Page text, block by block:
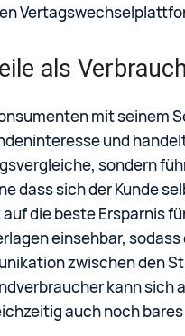
als
mit seinem
und
sondern
dass sich der Kunde
die beste Ersparnis
einsehbar,
zwischen den
kann
auch noch bares